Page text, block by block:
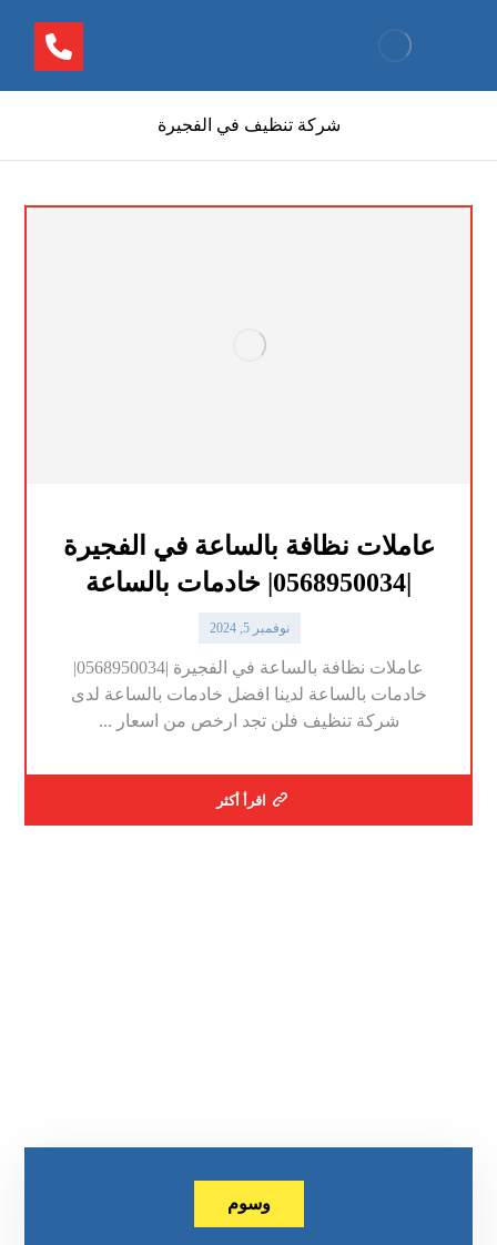
شركة تنظيف في الفجيرة
عاملات نظافة بالساعة في الفجيرة
نوفمبر 5, 2024
خادمات بالساعة لدينا افضل خادمات بالساعة لدى
شركة تنظيف فلن تجد ارخص من اسعار ...
اقرأ أكثر
وسوم